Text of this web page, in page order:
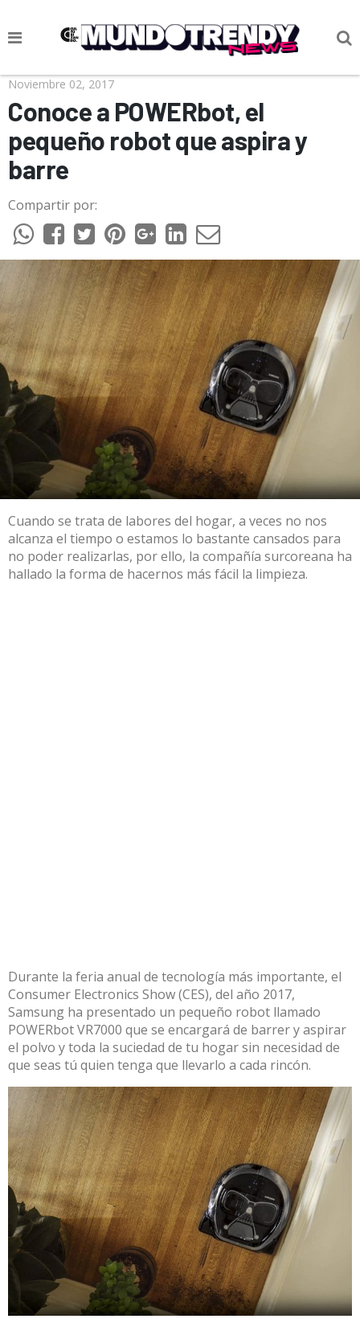
NOTICIAS
CULTURA POP
CIENCIA Y TECNOLOGÍA
VIDA
SOCIEDAD
CULTURIZANDO.COM
Noviembre 02, 2017
Conoce a POWERbot, el
pequeño robot que aspira y
barre
Compartir por:
Cuando se trata de labores del hogar, a veces no nos
alcanza el tiempo o estamos lo bastante cansados para
no poder realizarlas, por ello, la compañía surcoreana ha
hallado la forma de hacernos más fácil la limpieza.
Durante la feria anual de tecnología más importante, el
Consumer Electronics Show (CES), del año 2017,
Samsung ha presentado un pequeño robot llamado
POWERbot VR7000 que se encargará de barrer y aspirar
el polvo y toda la suciedad de tu hogar sin necesidad de
que seas tú quien tenga que llevarlo a cada rincón.